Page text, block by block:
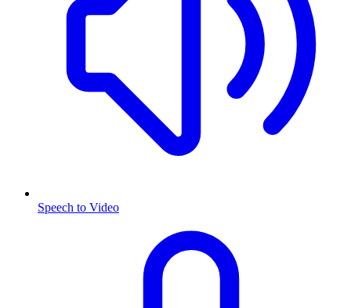
Speech to Video